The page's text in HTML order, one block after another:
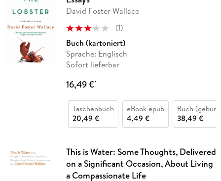
David Foster Wallace
(1)
Buch (kartoniert)
Sprache: Englisch
Sofort lieferbar
16,49 €*
Taschenbuch
20,49 €
eBook epub
4,49 €
Buch
38,49 €
This is Water: Some Thoughts, Delivered
on a Significant Occasion, About Living
a Compassionate Life